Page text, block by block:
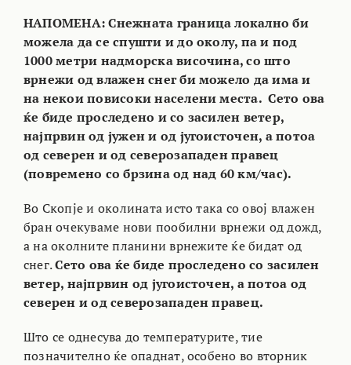
НАПОМЕНА: Снежната граница локално би
можела да се спушти и до околу, па и под
1000 метри надморска височина, со што
врнежи од влажен снег би можело да има и
на некои повисоки населени места. Сето ова
ќе биде проследено и со засилен ветер,
најпрвин од јужен и од југоисточен, а потоа
од северен и од северозападен правец
(повремено со брзина од над 60 км/час).
Во Скопје и околината исто така со овој влажен
бран очекуваме нови пообилни врнежи од дожд,
а на околните планини врнежите ќе бидат од
снег.Сето ова ќе биде проследено со засилен
ветер, најпрвин од југоисточен, а потоа од
северен и од северозападен правец.
Што се однесува до температурите, тие
позначително ќе опаднат, особено во вторник